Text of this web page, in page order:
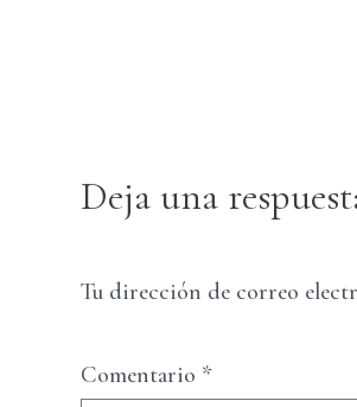
Deja una
Tu dirección de correo
Comentario *